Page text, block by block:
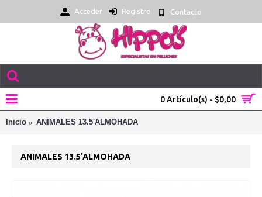
Acceder Registro Contacto
0 Artículo(s) - $0,00
Inicio ANIMALES 13.5'ALMOHADA
ANIMALES 13.5'ALMOHADA